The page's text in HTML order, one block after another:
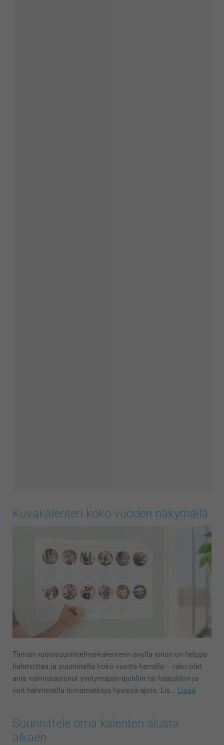
Kuvakalenteri koko vuoden näkymällä
Tämän vuosisuunnitelma-kalenterin avulla sinun on helppo
hahmottaa ja suunnitella koko vuotta kerralla – näin olet
aina valmistautunut syntymäpäiväjuhliin tai hääjuhliin ja
voit hahmotella lomamatkoja hyvissä ajoin. Lis… Lisää
Suunnittele oma kalenteri alusta
alkaen